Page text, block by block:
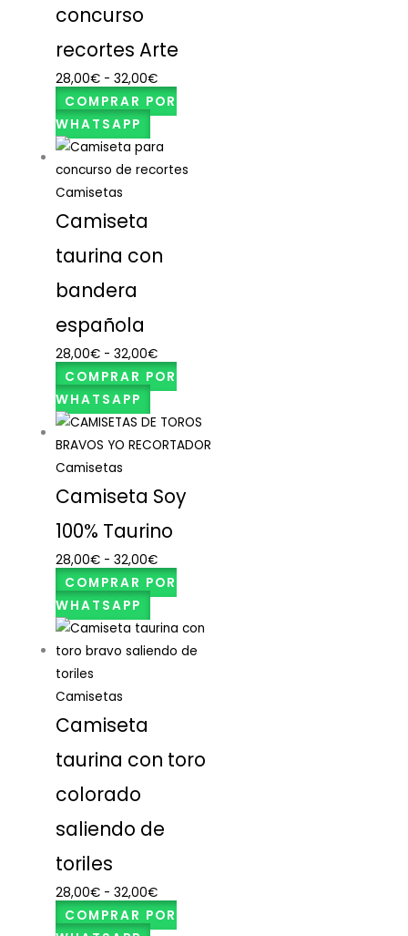
concurso
recortes Arte
28,00€ - 32,00€
COMPRAR POR
WHATSAPP
Camisetas
Camiseta
taurina con
bandera
española
28,00€ - 32,00€
COMPRAR POR
WHATSAPP
Camisetas
Camiseta Soy
100% Taurino
28,00€ - 32,00€
COMPRAR POR
WHATSAPP
Camisetas
Camiseta
taurina con toro
colorado
saliendo de
toriles
28,00€ - 32,00€
COMPRAR POR